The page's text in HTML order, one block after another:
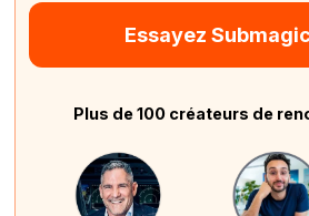
Essayez
Plus de 100 créateurs de